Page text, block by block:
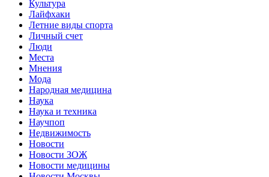
Культура
Лайфхаки
Летние виды спорта
Личный счет
Люди
Места
Мнения
Мода
Народная медицина
Наука
Наука и техника
Научпоп
Недвижимость
Новости
Новости ЗОЖ
Новости медицины